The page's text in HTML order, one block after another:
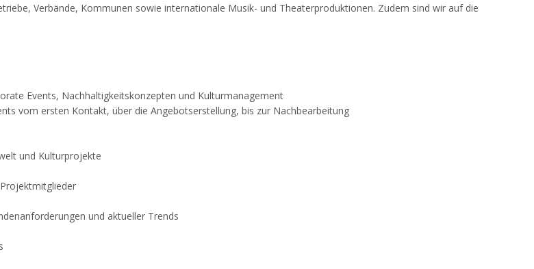
Verbände, Kommunen sowie internationale Musik- und Theaterproduktionen. Zudem sind wir auf die
Events, Nachhaltigkeitskonzepten und Kulturmanagement
vom ersten Kontakt, über die Angebotserstellung, bis zur Nachbearbeitung
und Kulturprojekte
und aktueller Trends